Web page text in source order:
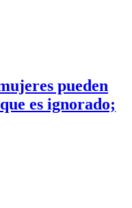
pueden
es ignorado;